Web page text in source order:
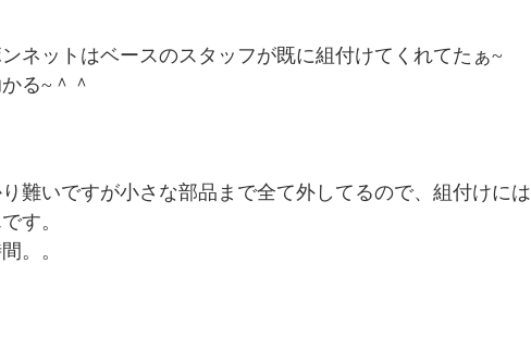
ネットはベースのスタッフが既に組付けてくれてたぁ~
る~ ＾＾
難いですが小さな部品まで全て外してるので、組付けには
す。
。。